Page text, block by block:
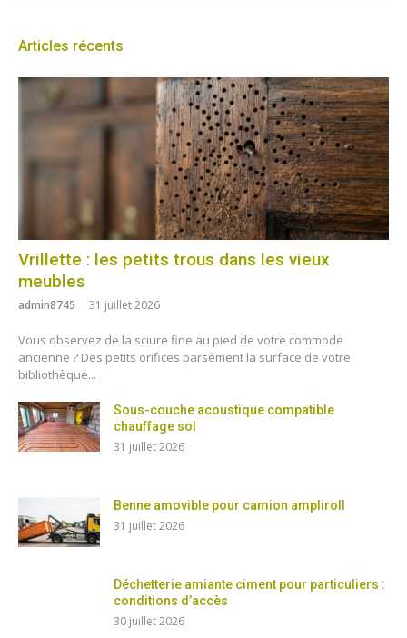
Articles récents
Vrillette : les petits trous dans les vieux
meubles
admin8745 31 juillet 2026
Vous observez de la sciure fine au pied de votre commode
ancienne ? Des petits orifices parsèment la surface de votre
bibliothèque...
Sous-couche acoustique compatible
chauffage sol
31 juillet 2026
Benne amovible pour camion ampliroll
31 juillet 2026
Déchetterie amiante ciment pour particuliers :
conditions d’accès
30 juillet 2026